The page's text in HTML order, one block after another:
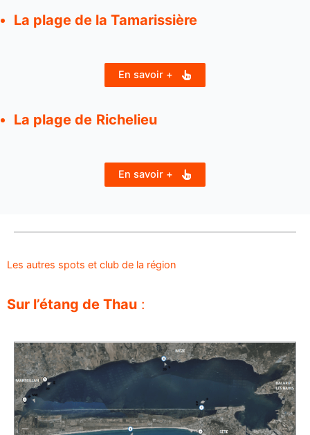
La plage de la Tamarissière
En savoir +
La plage de Richelieu
En savoir +
Les autres spots et club de la région
Sur l’étang de Thau :